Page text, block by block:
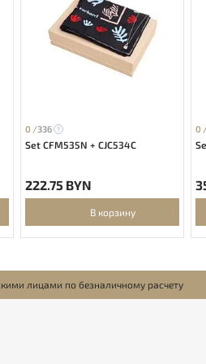
0 /336
Set CFM535N + CJC534C
222.75 BYN
В корзину
0
лицами по безналичному расчету